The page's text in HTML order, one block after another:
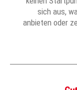
sich aus,
anbieten oder